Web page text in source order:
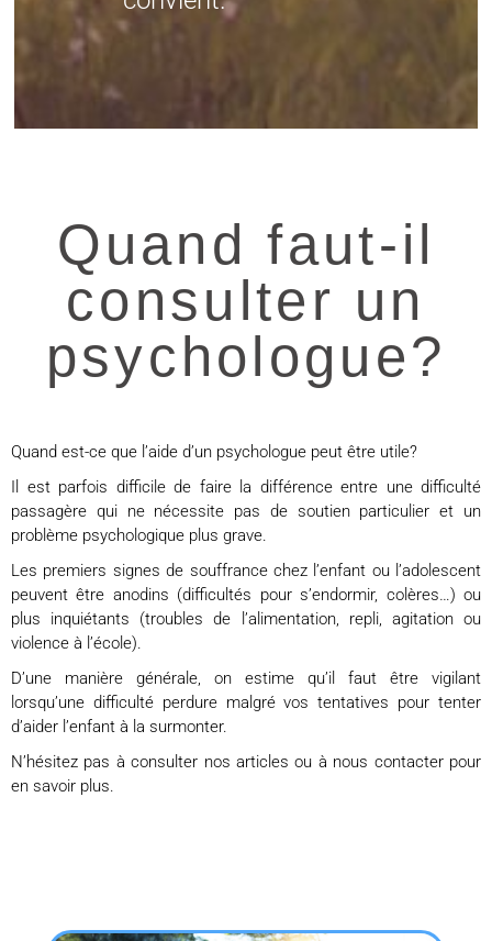
Quand faut-il
consulter un
psychologue?
Quand est-ce que l’aide d’un psychologue peut être utile?
Il est parfois difficile de faire la différence entre une difficulté
passagère qui ne nécessite pas de soutien particulier et un
problème psychologique plus grave.
Les premiers signes de souffrance chez l’enfant ou l’adolescent
peuvent être anodins (difficultés pour s’endormir, colères…) ou
plus inquiétants (troubles de l’alimentation, repli, agitation ou
violence à l’école).
D’une manière générale, on estime qu’il faut être vigilant
lorsqu’une difficulté perdure malgré vos tentatives pour tenter
d’aider l’enfant à la surmonter.
N’hésitez pas à consulter nos articles ou à nous contacter pour
en savoir plus.